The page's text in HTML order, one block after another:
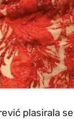
plasirala